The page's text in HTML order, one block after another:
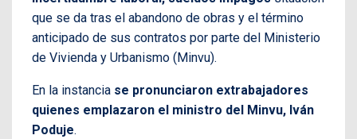
que se da tras el abandono de obras y el término
anticipado de sus contratos por parte del Ministerio
de Vivienda y Urbanismo (Minvu).
En la instancia se pronunciaron extrabajadores
quienes emplazaron el ministro del Minvu, Iván
Poduje.